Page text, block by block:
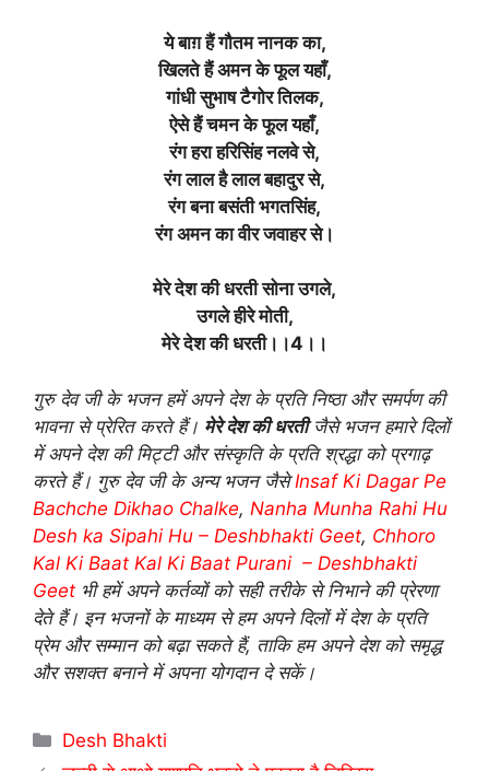
ये बाग़ हैं गौतम नानक का,
खिलते हैं अमन के फूल यहाँ,
गांधी सुभाष टैगोर तिलक,
ऐसे हैं चमन के फूल यहाँ,
रंग हरा हरिसिंह नलवे से,
रंग लाल है लाल बहादुर से,
रंग बना बसंती भगतसिंह,
रंग अमन का वीर जवाहर से।
मेरे देश की धरती सोना उगले,
उगले हीरे मोती,
मेरे देश की धरती।।4।।
गुरु देव जी के भजन हमें अपने देश के प्रति निष्ठा और समर्पण की
भावना से प्रेरित करते हैं। मेरे देश की धरतीजैसे भजन हमारे दिलों
में अपने देश की मिट्टी और संस्कृति के प्रति श्रद्धा को प्रगाढ़
करते हैं। गुरु देव जी के अन्य भजन जैसेInsaf Ki Dagar Pe
Bachche Dikhao Chalke, Nanha Munha Rahi Hu
Desh ka Sipahi Hu – Deshbhakti Geet, Chhoro
Kal Ki Baat Kal Ki Baat Purani – Deshbhakti
Geet भी हमें अपने कर्तव्यों को सही तरीके से निभाने की प्रेरणा
देते हैं। इन भजनों के माध्यम से हम अपने दिलों में देश के प्रति
प्रेम और सम्मान को बढ़ा सकते हैं, ताकि हम अपने देश को समृद्ध
और सशक्त बनाने में अपना योगदान दे सकें।
Categories
Desh Bhakti